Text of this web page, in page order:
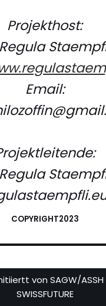
Projekthost:
Email:
COPYRIGHT2023
von SAGW/ASSH
SWISSFUTURE